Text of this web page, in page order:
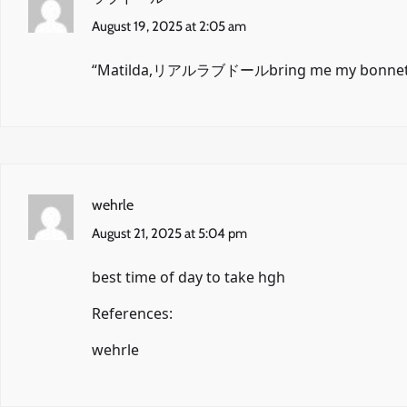
August 19, 2025 at 2:05 am
“Matilda,リアルラブドールbring me my
wehrle
August 21, 2025 at 5:04 pm
best time of day to take hgh
References:
wehrle